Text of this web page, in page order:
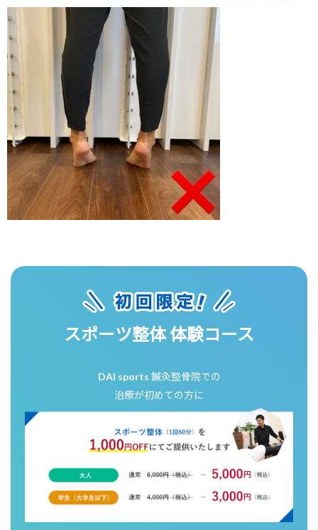
スポーツ整体 体験コース
DAI sports 鍼灸整骨院での
治療が初めての方に